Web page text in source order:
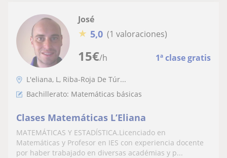
15€/h 1ª clase gratis
José
★ 5,0 (1 valoraciones)
L'eliana, L, Riba-Roja De Túr...
Bachillerato: Matemáticas básicas
Clases Matemáticas L’Eliana
MATEMÁTICAS Y ESTADÍSTICA.Licenciado en
Matemáticas y Profesor en IES con experiencia docente
por haber trabajado en diversas académias y p...